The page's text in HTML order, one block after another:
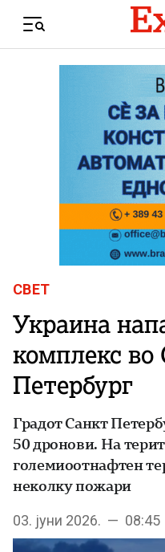
Menu
СВЕТ
Украина
комплекс во
Петербург
Градот Санкт
50 дронови. На
големиоотнафтен
неколку пожари
03. јуни 2026. — 08:45